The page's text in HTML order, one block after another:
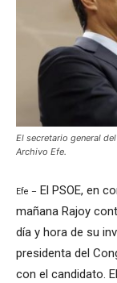
El secretario general
Archivo Efe.
Efe – El PSOE, en
mañana Rajoy
día y hora de su
presidenta del
con el candidato.